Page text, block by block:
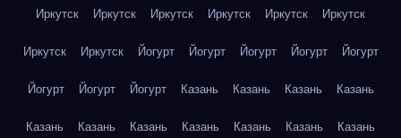
Иркутск Иркутск Иркутск Иркутск Иркутск Иркутск
Иркутск Иркутск Йогурт Йогурт Йогурт Йогурт Йогурт
Йогурт Йогурт Йогурт Казань Казань Казань Казань
Казань Казань Казань Казань Казань Казань Казань